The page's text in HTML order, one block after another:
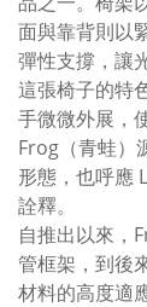
面與靠背則以
彈性支撐，讓
這張椅子的特
手微微外展，
Frog（青蛙）
形態，也呼應
詮釋。
自推出以來，
管框架，到後
材料的高度適